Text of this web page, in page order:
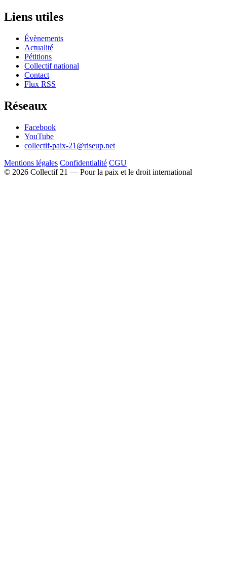
Liens utiles
Évènements
Actualité
Pétitions
Collectif national
Contact
Flux RSS
Réseaux
Facebook
YouTube
collectif-paix-21@riseup.net
Mentions légales Confidentialité CGU
© 2026 Collectif 21 — Pour la paix et le droit international